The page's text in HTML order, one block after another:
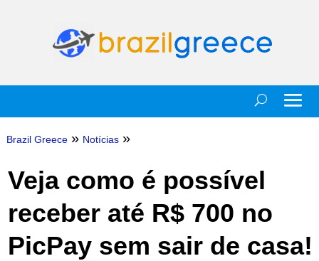
Brazil Greece » Notícias »
Veja como é possível
receber até R$ 700 no
PicPay sem sair de casa!